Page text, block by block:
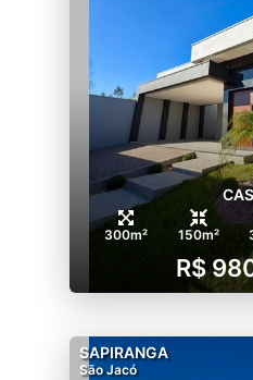
300m² 150m²
R$
SAPIRANGA
São Jacó